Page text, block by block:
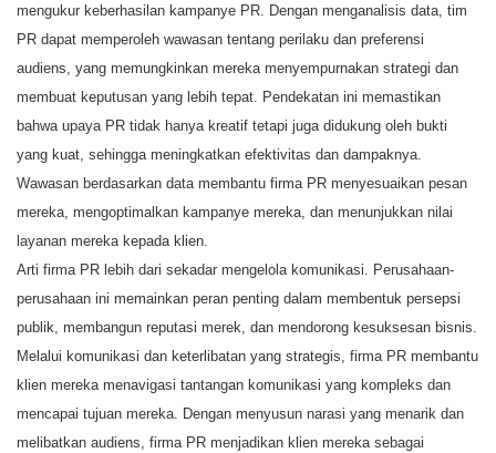
mengukur keberhasilan kampanye PR. Dengan menganalisis data, tim
PR dapat memperoleh wawasan tentang perilaku dan preferensi
audiens, yang memungkinkan mereka menyempurnakan strategi dan
membuat keputusan yang lebih tepat. Pendekatan ini memastikan
bahwa upaya PR tidak hanya kreatif tetapi juga didukung oleh bukti
yang kuat, sehingga meningkatkan efektivitas dan dampaknya.
Wawasan berdasarkan data membantu firma PR menyesuaikan pesan
mereka, mengoptimalkan kampanye mereka, dan menunjukkan nilai
layanan mereka kepada klien.
Arti firma PR lebih dari sekadar mengelola komunikasi. Perusahaan-
perusahaan ini memainkan peran penting dalam membentuk persepsi
publik, membangun reputasi merek, dan mendorong kesuksesan bisnis.
Melalui komunikasi dan keterlibatan yang strategis, firma PR membantu
klien mereka menavigasi tantangan komunikasi yang kompleks dan
mencapai tujuan mereka. Dengan menyusun narasi yang menarik dan
melibatkan audiens, firma PR menjadikan klien mereka sebagai